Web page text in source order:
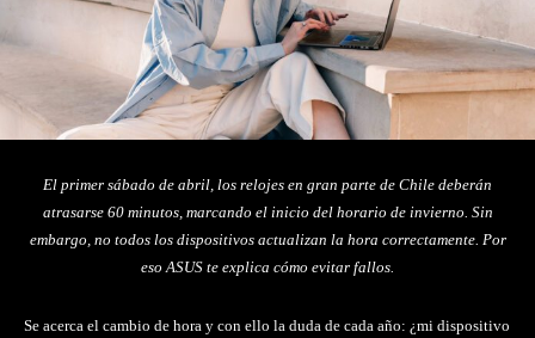
El primer sábado de abril, los relojes en gran parte de Chile deberán
atrasarse 60 minutos, marcando el inicio del horario de invierno. Sin
embargo, no todos los dispositivos actualizan la hora correctamente. Por
eso ASUS te explica cómo evitar fallos.
Se acerca el cambio de hora y con ello la duda de cada año: ¿mi dispositivo